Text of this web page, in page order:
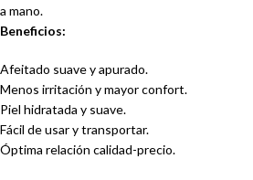
a mano.
Beneficios:
Afeitado suave y apurado.
Menos irritación y mayor confort.
Piel hidratada y suave.
Fácil de usar y transportar.
Óptima relación calidad-precio.